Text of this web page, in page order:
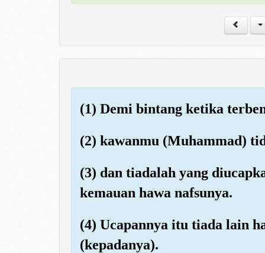
(1) Demi bintang ketika
(2) kawanmu (Muhammad)
(3) dan tiadalah yang
kemauan hawa nafsunya.
(4) Ucapannya itu tiada lain
(kepadanya).